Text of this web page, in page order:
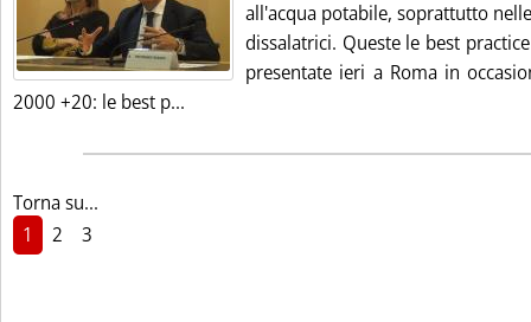
all'acqua potabile, soprattutto
dissalatrici. Queste le best
presentate ieri a Roma in
2000 +20: le best p...
Torna su...
1
2 3